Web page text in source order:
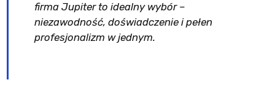
firma Jupiter to idealny wybór –
niezawodność, doświadczenie i pełen
profesjonalizm w jednym.